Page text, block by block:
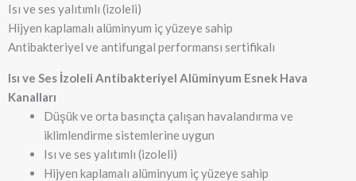
Isı ve ses yalıtımlı (izoleli)
Hijyen kaplamalı alüminyum iç yüzeye sahip
Antibakteriyel ve antifungal performansı sertifikalı
Isı ve Ses İzoleli Antibakteriyel Alüminyum Esnek Hava
Kanalları
Düşük ve orta basınçta çalışan havalandırma ve
iklimlendirme sistemlerine uygun
Isı ve ses yalıtımlı (izoleli)
Hijyen kaplamalı alüminyum iç yüzeye sahip